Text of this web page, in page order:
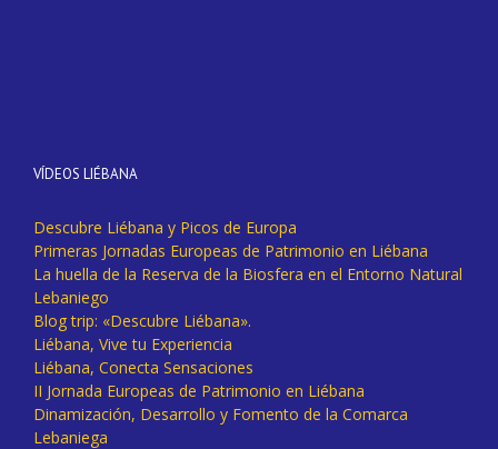
VÍDEOS LIÉBANA
Descubre Liébana y Picos de Europa
Primeras Jornadas Europeas de Patrimonio en Liébana
La huella de la Reserva de la Biosfera en el Entorno Natural
Lebaniego
Blog trip: «Descubre Liébana».
Liébana, Vive tu Experiencia
Liébana, Conecta Sensaciones
II Jornada Europeas de Patrimonio en Liébana
Dinamización, Desarrollo y Fomento de la Comarca
Lebaniega